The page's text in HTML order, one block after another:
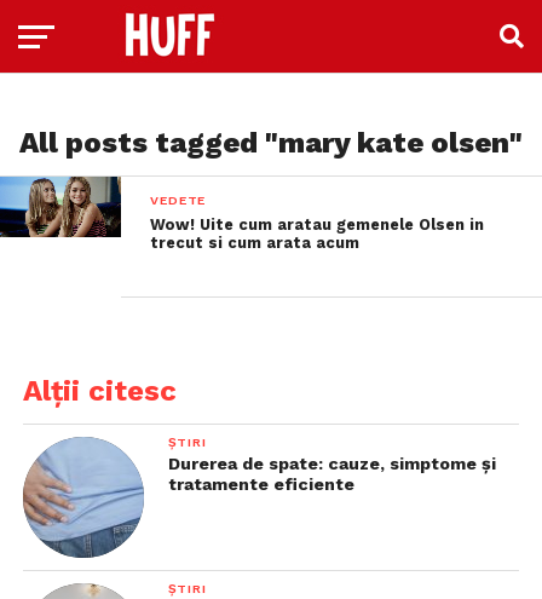
All posts tagged "mary kate olsen"
VEDETE
Wow! Uite cum aratau gemenele Olsen in
trecut si cum arata acum
Alții citesc
ȘTIRI
Durerea de spate: cauze, simptome și
tratamente eficiente
ȘTIRI